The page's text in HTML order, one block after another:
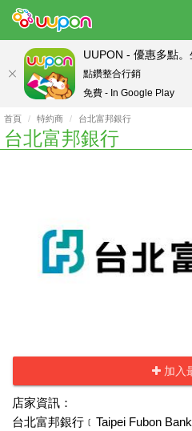
首頁 特約商 台北富邦銀行
台北富邦銀行
加入
店家資訊：
台北富邦銀行﹝Taipei Fubon
UUPON - 優惠多點
點鑽整合行銷
免費 - In Google Play